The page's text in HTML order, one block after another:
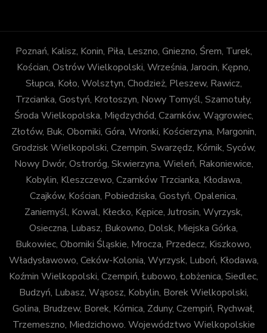
Poznań, Kalisz, Konin, Piła, Leszno, Gniezno, Śrem, Turek,
Kościan, Ostrów Wielkopolski, Września, Jarocin, Kępno,
Słupca, Koło, Wolsztyn, Chodzież, Pleszew, Rawicz,
Trzcianka, Gostyń, Krotoszyn, Nowy Tomyśl, Szamotuły,
Środa Wielkopolska, Międzychód, Czarnków, Wągrowiec,
Złotów, Buk, Oborniki, Góra, Wronki, Kościerzyna, Margonin,
Grodzisk Wielkopolski, Czempin, Swarzędz, Kórnik, Syców,
Nowy Dwór, Ostroróg, Skwierzyna, Wieleń, Rakoniewice,
Kobylin, Kleszczewo, Czarnków Trzcianka, Kłodawa,
Czajków, Kościan, Pobiedziska, Gostyń, Opalenica,
Zaniemyśl, Kowal, Kłecko, Kępice, Jutrosin, Wyrzysk,
Osieczna, Lubasz, Bukowno, Dolsk, Miejska Górka,
Bukowiec, Oborniki Śląskie, Mrocza, Przedecz, Kiszkowo,
Władysławowo, Ceków-Kolonia, Wyrzysk, Luboń, Kłodawa,
Koźmin Wielkopolski, Czempiń, Łubowo, Łobżenica, Siedlec,
Budzyń, Lubasz, Wąsosz, Kobylin, Borek Wielkopolski,
Golina, Brudzew, Borek, Kórnica, Zduny, Czempiń, Rychwał,
Trzemeszno, Miedzichowo. Województwo Wielkopolskie